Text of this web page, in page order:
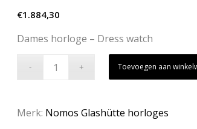
€1.884,30
Dames horloge – Dress watch
Toevoegen aan
Merk: Nomos Glashütte horloges